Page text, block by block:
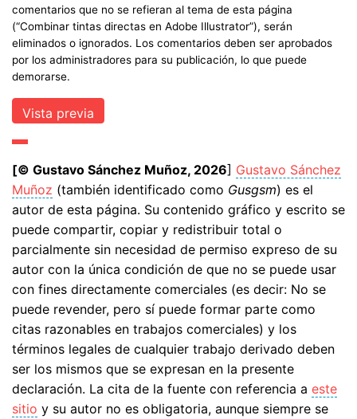
comentarios que no se refieran al tema de esta página
(“Combinar tintas directas en Adobe Illustrator”), serán
eliminados o ignorados. Los comentarios deben ser aprobados
por los administradores para su publicación, lo que puede
demorarse.
[© Gustavo Sánchez Muñoz, 2026] Gustavo Sánchez
Muñoz (también identificado como Gusgsm) es el
autor de esta página. Su contenido gráfico y escrito se
puede compartir, copiar y redistribuir total o
parcialmente sin necesidad de permiso expreso de su
autor con la única condición de que no se puede usar
con fines directamente comerciales (es decir: No se
puede revender, pero sí puede formar parte como
citas razonables en trabajos comerciales) y los
términos legales de cualquier trabajo derivado deben
ser los mismos que se expresan en la presente
declaración. La cita de la fuente con referencia a este
sitio y su autor no es obligatoria, aunque siempre se